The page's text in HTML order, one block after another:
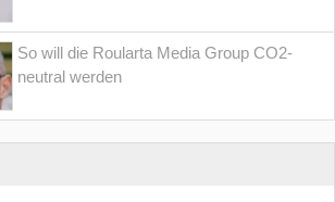
So will die Roularta Media Group CO2-
neutral werden